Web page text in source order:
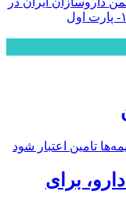
برای